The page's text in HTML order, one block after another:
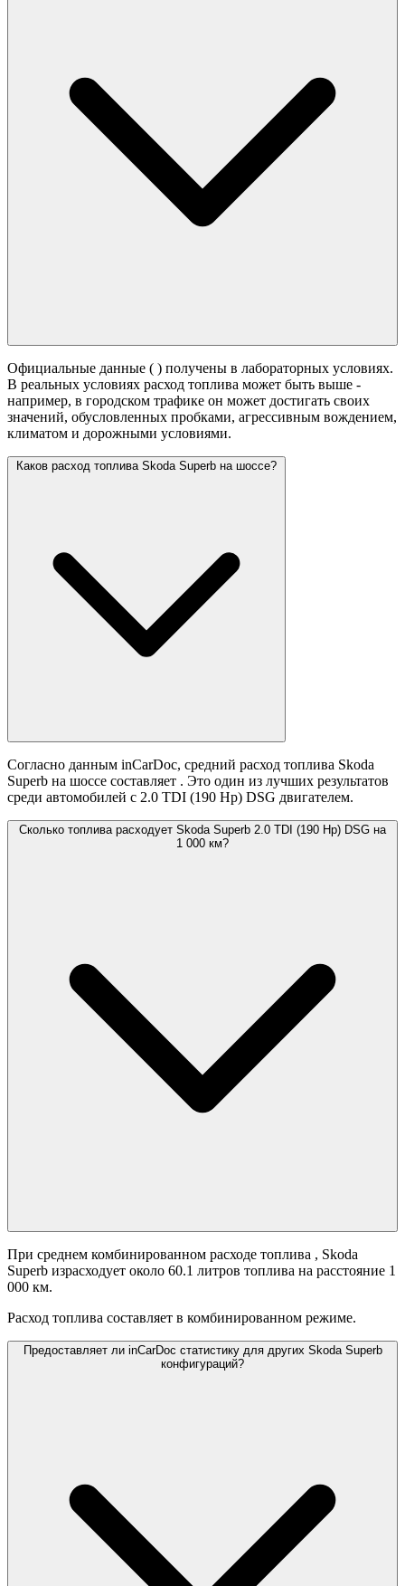
Официальные данные ( ) получены в лабораторных условиях.
В реальных условиях расход топлива может быть выше -
например, в городском трафике он может достигать своих
значений, обусловленных пробками, агрессивным вождением,
климатом и дорожными условиями.
Каков расход топлива Skoda Superb на шоссе?
Согласно данным inCarDoc, средний расход топлива Skoda
Superb на шоссе составляет . Это один из лучших результатов
среди автомобилей с 2.0 TDI (190 Hp) DSG двигателем.
Сколько топлива расходует Skoda Superb 2.0 TDI (190 Hp) DSG на
1 000 км?
При среднем комбинированном расходе топлива , Skoda
Superb израсходует около 60.1 литров топлива на расстояние 1
000 км.
Расход топлива составляет в комбинированном режиме.
Предоставляет ли inCarDoc статистику для других Skoda Superb
конфигураций?